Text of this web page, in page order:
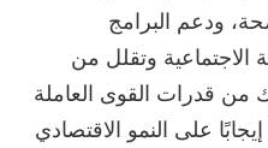
ودعم البرامج
الاجتماعية وتقلل من
من قدرات القوى العاملة
على النمو الاقتصادي